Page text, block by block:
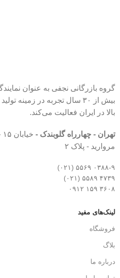
گروه بازرگانی نجفی به عنوان
بیش از ۳۰ سال تجربه در
بالا در ایران فعالیت می‌کند.
تهران - چهارراه گلوبندک -
مروارید - پلاک ۲
۰۳۸۸-۹ ۵۵۶۹ (۰۲۱)
۴۷۳۹ ۵۵۸۹ (۰۲۱)
۳۶۰۸ ۱۵۹ ۰۹۱۲
لینک‌های مفید
فروشگاه
بلاگ
درباره ما